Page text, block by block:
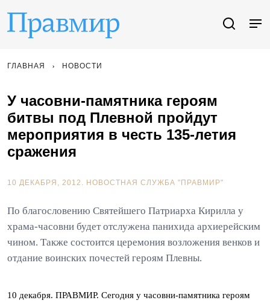
ГЛАВНАЯ НОВОСТИ
У часовни-памятника героям
битвы под Плевной пройдут
мероприятия в честь 135-летия
сражения
10 ДЕКАБРЯ, 2012. НОВОСТНАЯ СЛУЖБА "ПРАВМИР"
По благословению Святейшего Патриарха Кирилла у
храма-часовни будет отслужена панихида архиерейским
чином. Также состоится церемония возложения венков и
отдание воинских почестей героям Плевны.
10 декабря. ПРАВМИР. Сегодня у часовни-памятника героям